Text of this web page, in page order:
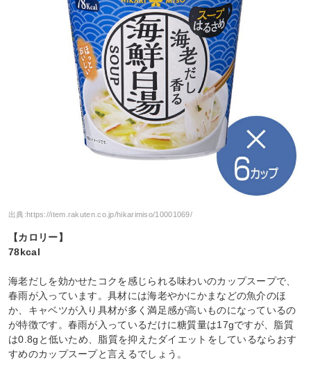
出典:https://item.rakuten.co.jp/hikarimiso/10001069/
【カロリー】
78kcal
海老だしを効かせたコクを感じられる味わいのカップスープで、
春雨が入っています。具材には海老やかにかまなどの魚介のほ
か、キャベツが入り具材が多く満足感が高いものになっているの
が特徴です。春雨が入っているだけに糖質量は17gですが、脂質
は0.8gと低いため、脂質を抑えたダイエットをしているならおす
すめのカップスープと言えるでしょう。